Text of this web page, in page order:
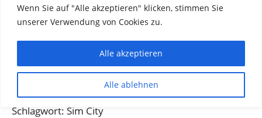
Wenn Sie auf "Alle akzeptieren" klicken, stimmen Sie
unserer Verwendung von Cookies zu.
Alle ablehnen
Alle akzeptieren
Rainer in Krawickel
Dinge die mich interessieren diskutieren
Schlagwort: Sim City